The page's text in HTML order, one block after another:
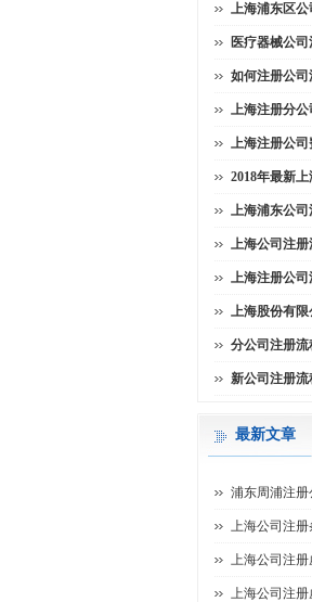
上海浦东区
医疗器械公
如何注册公司
上海注册分
上海注册公司
2018年最新
上海浦东公司
上海公司注
上海注册公司
上海股份有限
分公司注册
新公司注册
最新文章
浦东周浦注册
上海公司注册
上海公司注
上海公司注